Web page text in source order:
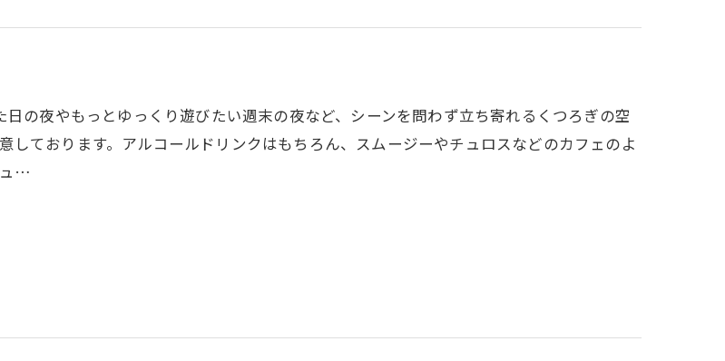
日の夜やもっとゆっくり遊びたい週末の夜など、シーンを問わず立ち寄れるくつろぎの空
しております。アルコールドリンクはもちろん、スムージーやチュロスなどのカフェのよ
…
ご予約はこちら